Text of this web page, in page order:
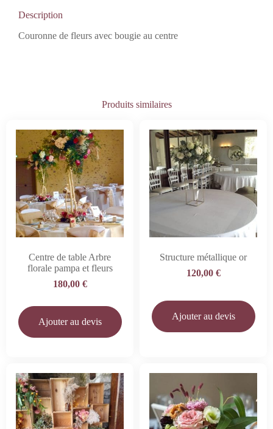
Description
Couronne de fleurs avec bougie au centre
Produits similaires
Centre de table Arbre
florale pampa et fleurs
180,00 €
Ajouter au devis
Structure métallique or
120,00 €
Ajouter au devis